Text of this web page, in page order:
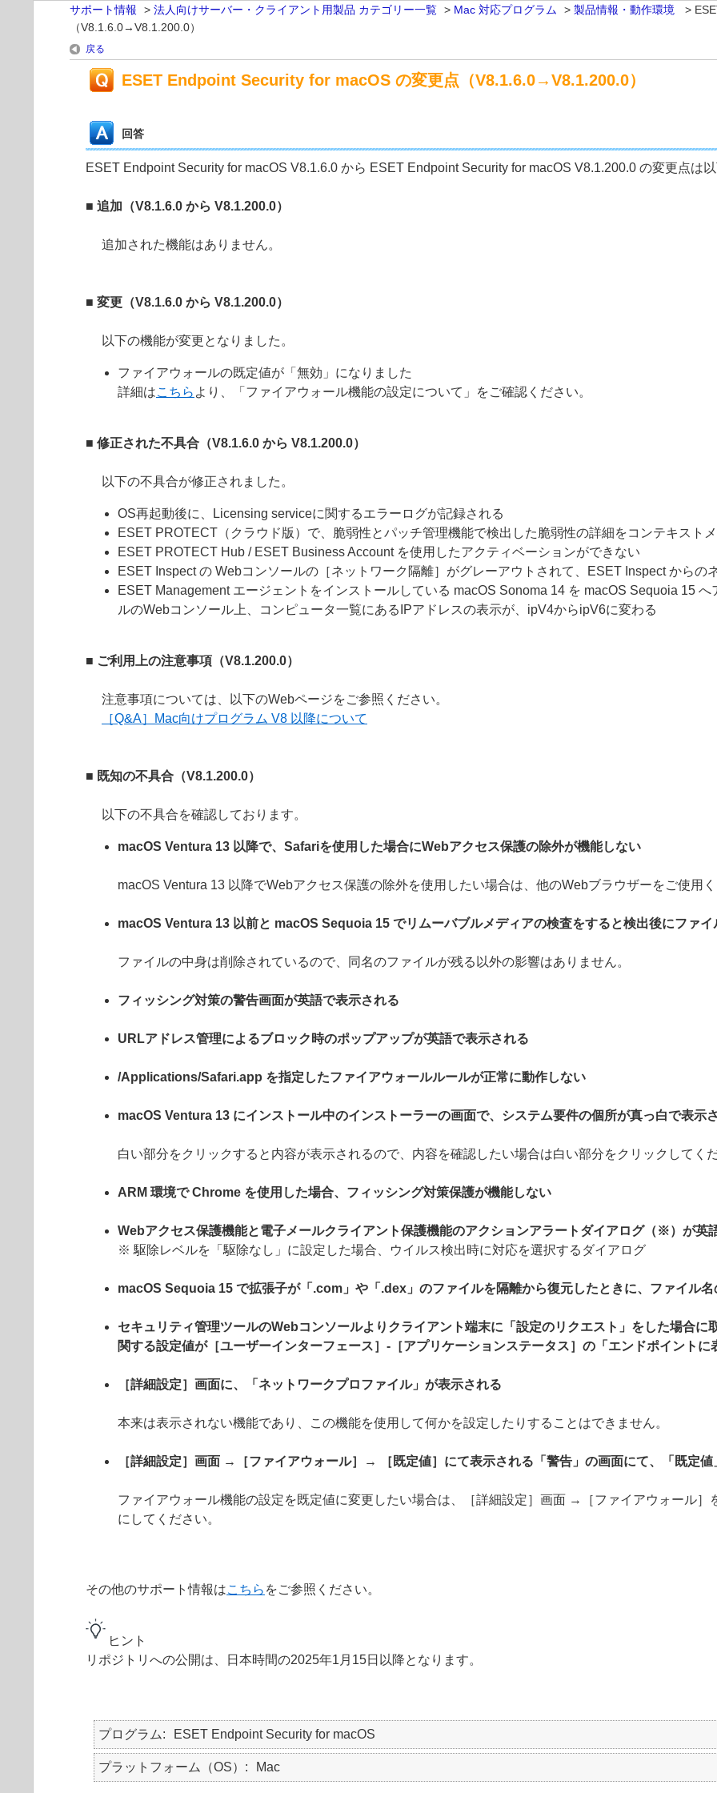
サポート情報 > 法人向けサーバー・クライアント用製品 カテゴリー一覧 > Mac 対応プログラム > 製品情報・動作環境 >
（V8.1.6.0→V8.1.200.0）
戻る
ESET Endpoint Security for macOS の変更点（V8.1.6.0→V8.1.200.0）
回答
ESET Endpoint Security for macOS V8.1.6.0 から ESET Endpoint Security for macOS V8.1.200.0 の変更点は以
■ 追加（V8.1.6.0 から V8.1.200.0）
追加された機能はありません。
■ 変更（V8.1.6.0 から V8.1.200.0）
以下の機能が変更となりました。
ファイアウォールの既定値が「無効」になりました
詳細はこちら より、「ファイアウォール機能の設定について」をご確認ください。
■ 修正された不具合 （V8.1.6.0 から V8.1.200.0）
以下の不具合が修正されました。
OS再起動後に、Licensing serviceに関するエラーログが記録される
ESET PROTECT（クラウド版）で、脆弱性とパッチ管理機能で検出した脆弱性の詳細をコンテキスト
ESET PROTECT Hub / ESET Business Account を使用したアクティベーションができない
ESET Inspect の Webコンソールの［ネットワーク隔離］がグレーアウトされて、ESET Inspect からの
ESET Management エージェントをインストールしている macOS Sonoma 14 を macOS Sequoia 15
ルのWebコンソール上、コンピュータ一覧にあるIPアドレスの表示が、ipV4からipV6に変わる
■ ご利用上の注意事項（V8.1.200.0）
注意事項については、以下のWebページをご参照ください。
［Q&A］Mac向けプログラム V8 以降について
■ 既知の不具合（V8.1.200.0）
以下の不具合を確認しております。
macOS Ventura 13 以降で、Safariを使用した場合にWebアクセス保護の除外が機能しない
macOS Ventura 13 以降でWebアクセス保護の除外を使用したい場合は、他のWebブラウザーをご使用く
macOS Ventura 13 以前と macOS Sequoia 15 でリムーバブルメディアの検査をすると検出後にファイ
ファイルの中身は削除されているので、同名のファイルが残る以外の影響はありません。
フィッシング対策の警告画面が英語で表示される
URLアドレス管理によるブロック時のポップアップが英語で表示される
/Applications/Safari.app を指定したファイアウォールルールが正常に動作しない
macOS Ventura 13 にインストール中のインストーラーの画面で、システム要件の個所が真っ白で表示
白い部分をクリックすると内容が表示されるので、内容を確認したい場合は白い部分をクリックしてくだ
ARM 環境で Chrome を使用した場合、フィッシング対策保護が機能しない
Webアクセス保護機能と電子メールクライアント保護機能のアクションアラートダイアログ（※）が英
※ 駆除レベルを「駆除なし」に設定した場合、ウイルス検出時に対応を選択するダイアログ
macOS Sequoia 15 で拡張子が「.com」や「.dex」のファイルを隔離から復元したときに、ファイル
セキュリティ管理ツールのWebコンソールよりクライアント端末に「設定のリクエスト」をした場合に
関する設定値が［ユーザーインターフェース］-［アプリケーションステータス］の「エンドポイントに
［詳細設定］画面に、「ネットワークプロファイル」が表示される
本来は表示されない機能であり、この機能を使用して何かを設定したりすることはできません。
［詳細設定］画面 →［ファイアウォール］→ ［既定値］にて表示される「警告」の画面にて、「既定
ファイアウォール機能の設定を既定値に変更したい場合は、［詳細設定］画面 →［ファイアウォール］
にしてください。
その他のサポート情報はこちら をご参照ください。
ヒント
リポジトリへの公開は、日本時間の2025年1月15日以降となります。
プログラム ESET Endpoint Security for macOS
プラットフォーム（OS） Mac